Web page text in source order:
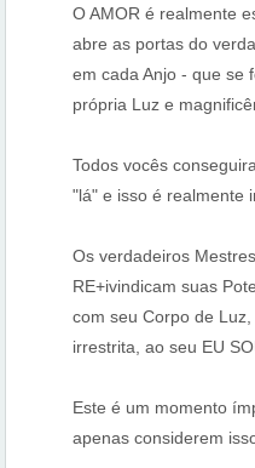
O AMOR é realmente
abre as portas do
em cada Anjo - que se
própria Luz e
Todos vocês
"lá" e isso é realmente
Os verdadeiros
RE+ivindicam suas
com seu Corpo de
irrestrita, ao seu EU
Este é um momento
apenas considerem